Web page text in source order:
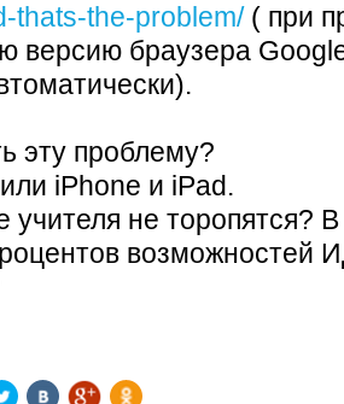
thats-the-problem/( при
версию браузера
эту проблему?
iPhone и iPad.
учителя не торопятся?
возможностей